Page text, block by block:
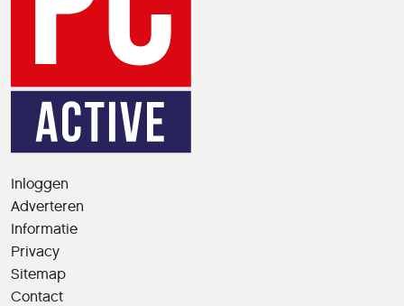
Inloggen
Adverteren
Informatie
Privacy
Sitemap
Contact